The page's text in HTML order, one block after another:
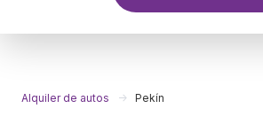
Alquiler de autos Pekín